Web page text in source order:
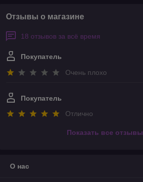
Отзывы о магазине
18 отзывов за всё время
Покупатель
Очень плохо
Покупатель
Отлично
Показать все отзывы
О нас